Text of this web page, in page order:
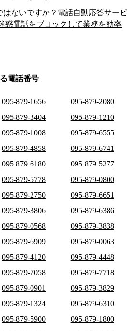
はないですか？電話自動応答サービ
惑電話をブロックして業務を効率
電話番号
095-879-1656
095-879-2080
095-879-3404
095-879-1210
095-879-1008
095-879-6555
095-879-4858
095-879-6741
095-879-6180
095-879-5277
095-879-5778
095-879-0800
095-879-2750
095-879-6651
095-879-3806
095-879-6386
095-879-0568
095-879-3838
095-879-6909
095-879-0063
095-879-4120
095-879-4448
095-879-7058
095-879-7718
095-879-0901
095-879-3829
095-879-1324
095-879-6310
095-879-5900
095-879-1800